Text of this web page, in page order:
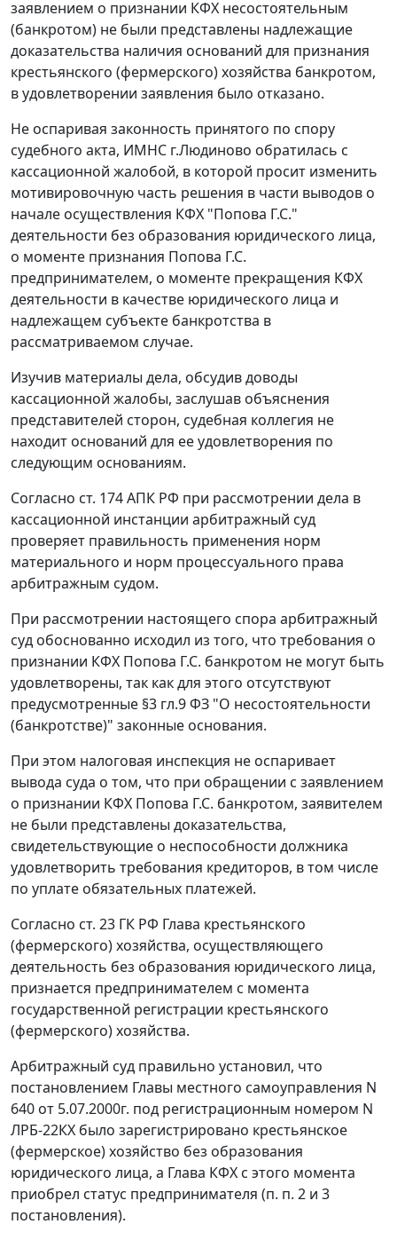
заявлением о признании КФХ несостоятельным
(банкротом) не были представлены надлежащие
доказательства наличия оснований для признания
крестьянского (фермерского) хозяйства банкротом,
в удовлетворении заявления было отказано.
Не оспаривая законность принятого по спору
судебного акта, ИМНС г.Людиново обратилась с
кассационной жалобой, в которой просит изменить
мотивировочную часть решения в части выводов о
начале осуществления КФХ "Попова Г.С."
деятельности без образования юридического лица,
о моменте признания Попова Г.С.
предпринимателем, о моменте прекращения КФХ
деятельности в качестве юридического лица и
надлежащем субъекте банкротства в
рассматриваемом случае.
Изучив материалы дела, обсудив доводы
кассационной жалобы, заслушав объяснения
представителей сторон, судебная коллегия не
находит оснований для ее удовлетворения по
следующим основаниям.
Согласно ст. 174АПК РФ при рассмотрении дела в
кассационной инстанции арбитражный суд
проверяет правильность применения норм
материального и норм процессуального права
арбитражным судом.
При рассмотрении настоящего спора арбитражный
суд обоснованно исходил из того, что требования о
признании КФХ Попова Г.С. банкротом не могут быть
удовлетворены, так как для этого отсутствуют
предусмотренные §3 гл.9ФЗ "О несостоятельности
(банкротстве)" законные основания.
При этом налоговая инспекция не оспаривает
вывода суда о том, что при обращении с заявлением
о признании КФХ Попова Г.С. банкротом, заявителем
не были представлены доказательства,
свидетельствующие о неспособности должника
удовлетворить требования кредиторов, в том числе
по уплате обязательных платежей.
Согласно ст. 23 ГК РФ Глава крестьянского
(фермерского) хозяйства, осуществляющего
деятельность без образования юридического лица,
признается предпринимателем с момента
государственной регистрации крестьянского
(фермерского) хозяйства.
Арбитражный суд правильно установил, что
постановлением Главы местного самоуправления N
640 от 5.07.2000г. под регистрационным номером N
ЛРБ-22КХ было зарегистрировано крестьянское
(фермерское) хозяйство без образования
юридического лица, а Глава КФХ с этого момента
приобрел статус предпринимателя (п. п. 2 и 3
постановления).